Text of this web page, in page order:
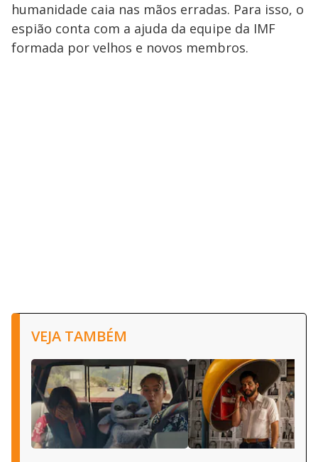
humanidade caia nas mãos erradas. Para isso, o
espião conta com a ajuda da equipe da IMF
formada por velhos e novos membros.
VEJA TAMBÉM